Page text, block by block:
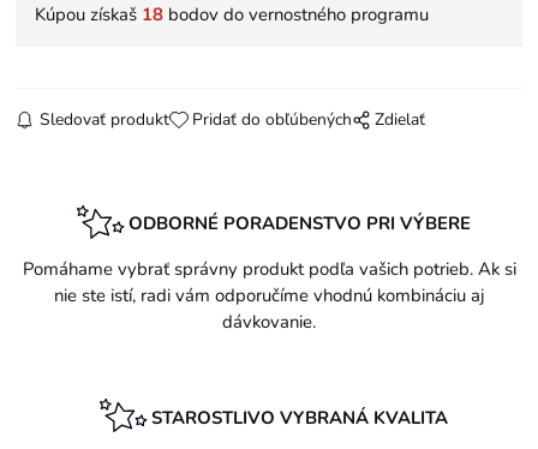
Kúpou získaš 18 bodov do vernostného programu
Sledovať produkt Pridať do obľúbených Zdielať
ODBORNÉ PORADENSTVO PRI VÝBERE
Pomáhame vybrať správny produkt podľa vašich potrieb. Ak si
nie ste istí, radi vám odporučíme vhodnú kombináciu aj
dávkovanie.
STAROSTLIVO VYBRANÁ KVALITA